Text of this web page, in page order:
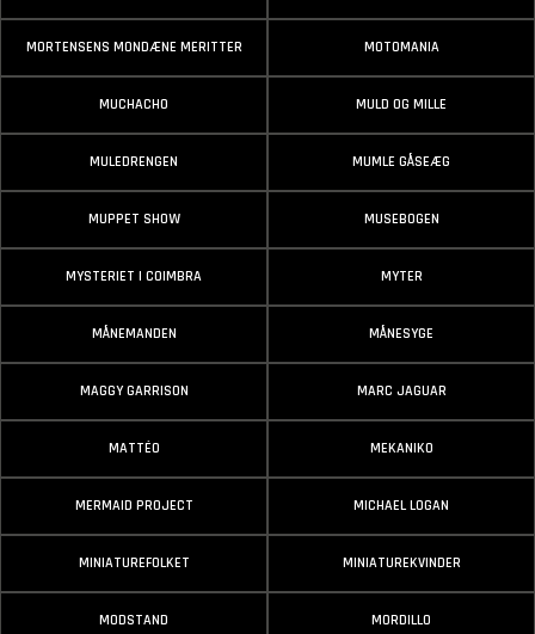
MORTENSENS MONDÆNE MERITTER MOTOMANIA
MUCHACHO MULD OG MILLE
MULEDRENGEN MUMLE GÅSEÆG
MUPPET SHOW MUSEBOGEN
MYSTERIET I COIMBRA MYTER
MÅNEMANDEN MÅNESYGE
MAGGY GARRISON MARC JAGUAR
MATTÉO MEKANIKO
MERMAID PROJECT MICHAEL LOGAN
MINIATUREFOLKET MINIATUREKVINDER
MODSTAND MORDILLO